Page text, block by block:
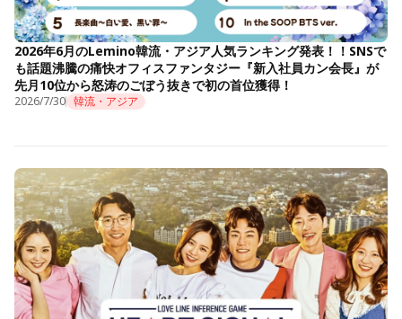
2026年6月のLemino韓流・アジア人気ランキング発表！！SNSで
も話題沸騰の痛快オフィスファンタジー『新入社員カン会長』が
先月10位から怒涛のごぼう抜きで初の首位獲得！
2026/7/30 韓流・アジア